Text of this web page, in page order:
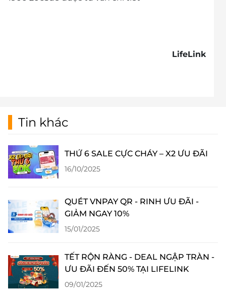
LifeLink
Tin khác
THỨ 6 SALE CỰC CHÁY – X2 ƯU ĐÃI
16/10/2025
QUÉT VNPAY QR - RINH ƯU ĐÃI -
GIẢM NGAY 10%
15/01/2025
TẾT RỘN RÀNG - DEAL NGẬP TRÀN -
ƯU ĐÃI ĐẾN 50% TẠI LIFELINK
09/01/2025